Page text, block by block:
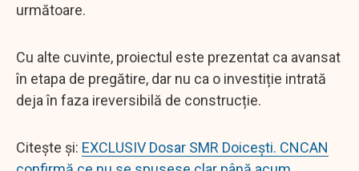
următoare.
Cu alte cuvinte, proiectul este prezentat ca avansat
în etapa de pregătire, dar nu ca o investiție intrată
deja în faza ireversibilă de construcție.
Citește și: EXCLUSIV Dosar SMR Doicești. CNCAN